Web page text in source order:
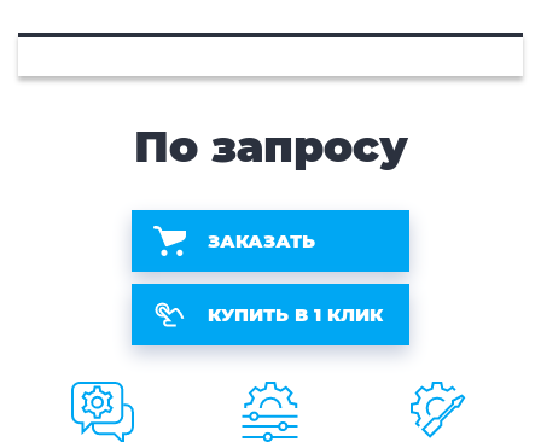
По запросу
ЗАКАЗАТЬ
КУПИТЬ В 1 КЛИК